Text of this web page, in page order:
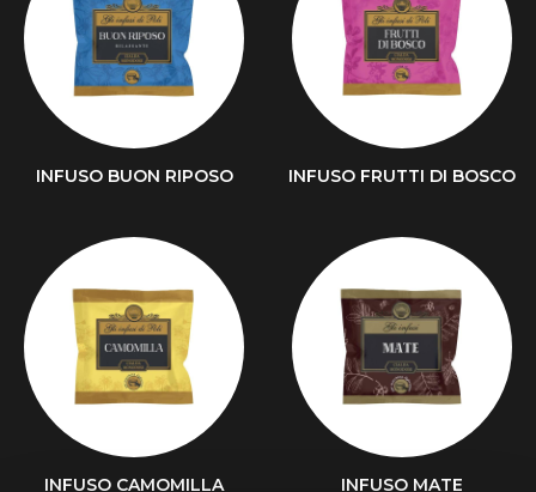
INFUSO BUON RIPOSO INFUSO FRUTTI DI BOSCO
INFUSO CAMOMILLA INFUSO MATE